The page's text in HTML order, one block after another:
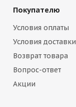
Покупателю
Условия оплаты
Условия доставки
Возврат товара
Вопрос-ответ
Акции